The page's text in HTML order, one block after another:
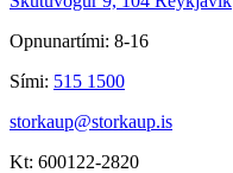
Opnunartími: 8-16
Sími: 515 1500
storkaup@storkaup.is
Kt: 600122-2820